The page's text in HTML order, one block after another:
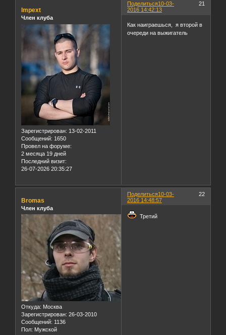
Поделиться 21
10-03-
2016 14:42:13
Impext
Член клуба
Зарегистрирован: 13-02-2011
Сообщений: 1650
Провел на форуме:
2 месяца 19 дней
Последний визит:
26-07-2026 20:35:27
Как наиграешься, я второй в
очереди на выжигатель
Поделиться 22
10-03-
2016 14:48:57
Bromas
Член клуба
Откуда: Москва
Зарегистрирован: 26-03-2010
Сообщений: 1136
Пол: Мужской
Третий